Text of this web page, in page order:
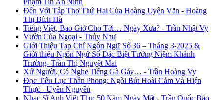
Đến Với Tập Thơ Thứ Hai Của Hoàng Uyển Văn - Hoàng
Thị Bích Hà
Tiếng Việt, Bao Giờ Cho Tới… Ngày Xưa? - Trần Nhật Vy
Vườn Của Ngoại - Thủy Như
Giới Thiệu Tạp Chí Ngôn Ngữ Số 36 – Tháng 3-2025 &
Giới thiệu Ngôn Ngữ Số Đặc Biệt Tưởng Niệm Khánh
Trường- Trần Thị Nguyệt Mai
Xứ Người, Có Nghe Tiếng Gà Gáy… - Trần Hoàng Vy
Đọc Tiểu Lục Thần Phong: Ngòi Bút Hoài Cảm Và Hiện
Thực - Uyên Nguyên
Nhạc Sĩ Anh Việt Thu: 50 Năm Ngày Mất - Trần Quốc Bảo